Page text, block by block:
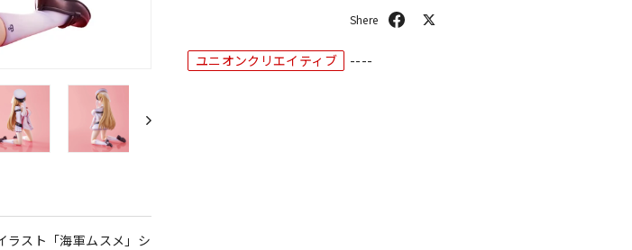
ラスト「海軍ムスメ」シ
シ
ユニオンクリエイティブ ----